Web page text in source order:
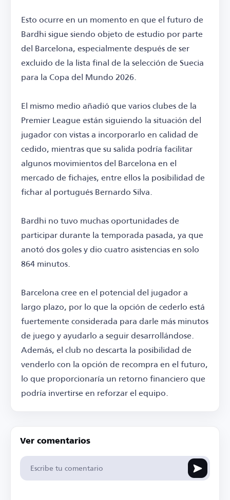
Esto ocurre en un momento en que el futuro de
Bardhi sigue siendo objeto de estudio por parte
del Barcelona, especialmente después de ser
excluido de la lista final de la selección de Suecia
para la Copa del Mundo 2026.
El mismo medio añadió que varios clubes de la
Premier League están siguiendo la situación del
jugador con vistas a incorporarlo en calidad de
cedido, mientras que su salida podría facilitar
algunos movimientos del Barcelona en el
mercado de fichajes, entre ellos la posibilidad de
fichar al portugués Bernardo Silva.
Bardhi no tuvo muchas oportunidades de
participar durante la temporada pasada, ya que
anotó dos goles y dio cuatro asistencias en solo
864 minutos.
Barcelona cree en el potencial del jugador a
largo plazo, por lo que la opción de cederlo está
fuertemente considerada para darle más minutos
de juego y ayudarlo a seguir desarrollándose.
Además, el club no descarta la posibilidad de
venderlo con la opción de recompra en el futuro,
lo que proporcionaría un retorno financiero que
podría invertirse en reforzar el equipo.
Ver comentarios